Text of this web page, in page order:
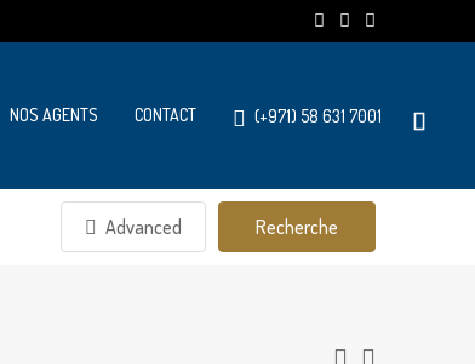
NOS AGENTS CONTACT (+971) 58 631 7001
Advanced Recherche